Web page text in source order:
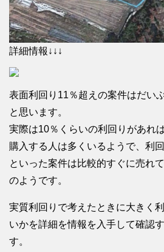
詳細情報↓↓↓
表面利回り11％超えの案件はだい
と思います。
実際は10％くらいの利回りがあれ
購入する人は多くいるようで、利
といった案件は比較的すぐに売れ
のようです。
実質利回りで考えたときに大きく
いかを詳細を情報を入手して確認
す。